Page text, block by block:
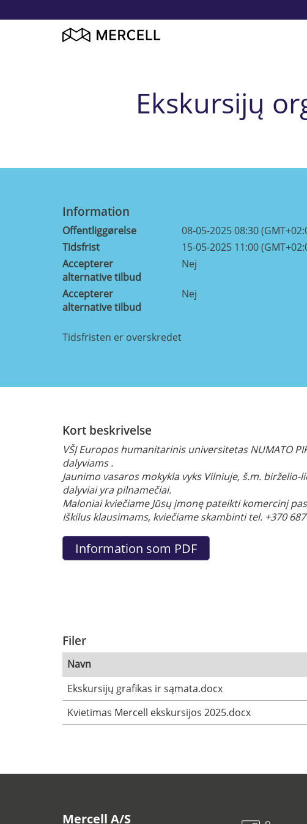
Ekskursijų
Information
Offentliggørelse
08-05-2025 08:30
Tidsfrist
15-05-2025 11:00
Accepterer
alternative tilbud
Nej
Accepterer
alternative tilbud
Nej
Tidsfristen er overskredet
Kort beskrivelse
VŠĮ Europos humanitarinis universitetasNUMATO
dalyviams .
Jaunimo vasaros mokykla vyks Vilniuje, š.m.
dalyviai yra pilnamečiai.
Maloniai kviečiame Jūsų įmonę pateikti komercinį
Iškilus klausimams, kviečiame skambinti tel. +370
Filer
Navn
Ekskursijų grafikas ir sąmata.docx
Kvietimas Mercell ekskursijos 2025.docx
Mercell A/S